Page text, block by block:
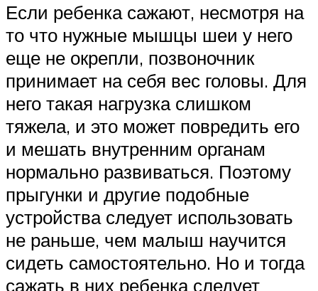
Если ребенка сажают, несмотря на
то что нужные мышцы шеи у него
еще не окрепли, позвоночник
принимает на себя вес головы. Для
него такая нагрузка слишком
тяжела, и это может повредить его
и мешать внутренним органам
нормально развиваться. Поэтому
прыгунки и другие подобные
устройства следует использовать
не раньше, чем малыш научится
сидеть самостоятельно. Но и тогда
сажать в них ребенка следует